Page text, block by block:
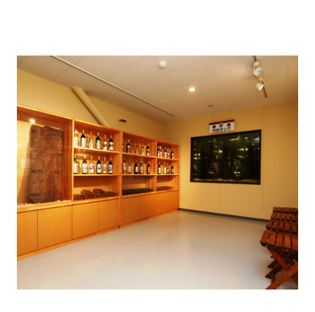
【余市ワイナリー工場見学】
樽熟成させているワイン樽や大きな冷却装置などワイ
ンづくりの様子を見学できます。